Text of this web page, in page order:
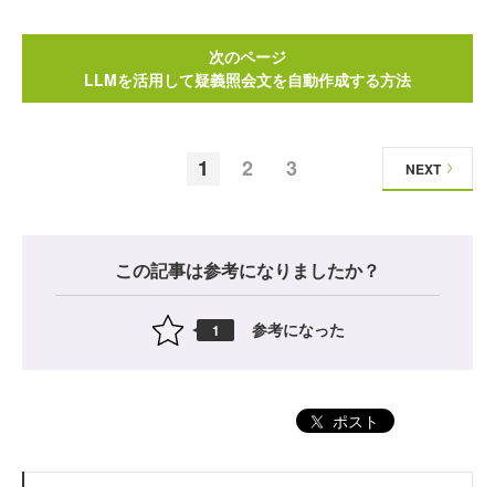
次のページ
LLMを活用して疑義照会文を自動作成する方法
1 2 3 NEXT
この記事は参考になりましたか？
1 参考になった
ポスト